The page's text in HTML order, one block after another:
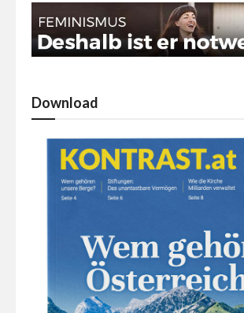
Download